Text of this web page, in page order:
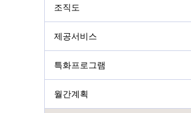
조직도
제공서비스
특화프로그램
월간계획